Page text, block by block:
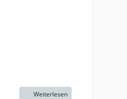
Weiterlesen